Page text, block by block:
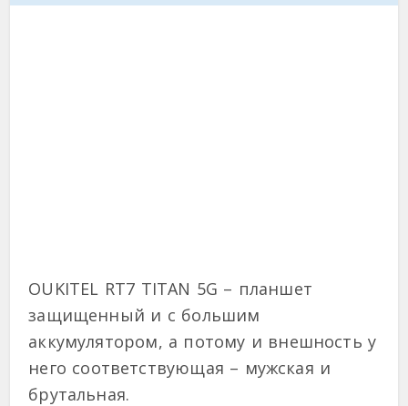
OUKITEL RT7 TITAN 5G – планшет
защищенный и с большим
аккумулятором, а потому и внешность у
него соответствующая – мужская и
брутальная.